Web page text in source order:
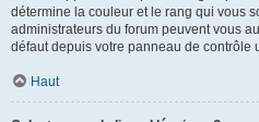
détermine la couleur et le rang qui vous
administrateurs du forum peuvent vous
défaut depuis votre panneau de contrôle
Haut